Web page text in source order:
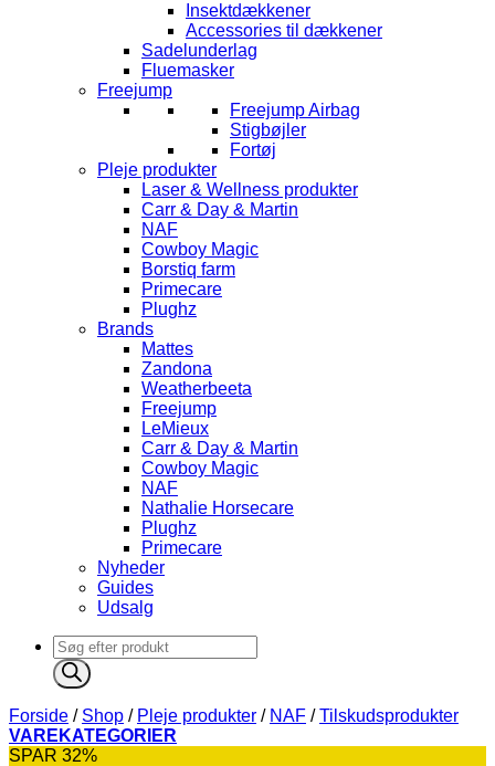
Insektdækkener
Accessories til dækkener
Sadelunderlag
Fluemasker
Freejump
Freejump Airbag
Stigbøjler
Fortøj
Pleje produkter
Laser & Wellness produkter
Carr & Day & Martin
NAF
Cowboy Magic
Borstiq farm
Primecare
Plughz
Brands
Mattes
Zandona
Weatherbeeta
Freejump
LeMieux
Carr & Day & Martin
Cowboy Magic
NAF
Nathalie Horsecare
Plughz
Primecare
Nyheder
Guides
Udsalg
Products
search
Forside / Shop / Pleje produkter / NAF / Tilskudsprodukter
VAREKATEGORIER
SPAR 32%